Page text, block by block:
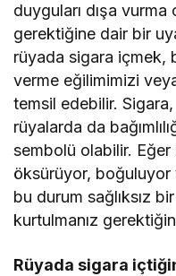
duyguları dışa vurma
gerektiğine dair bir
rüyada sigara içmek,
verme eğilimimizi veya
temsil edebilir.
rüyalarda da
sembolü olabilir. Eğer
öksürüyor, boğuluyor
bu durum sağlıksız bir
kurtulmanız
Rüyada sigara